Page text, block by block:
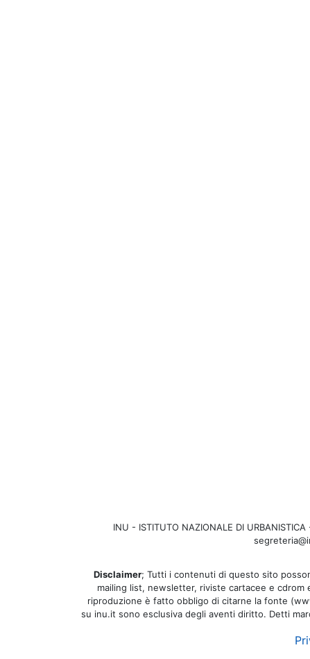
INU - ISTITUTO NAZIONALE DI
Disclaimer; Tutti i contenuti di questo sito
mailing list, newsletter, riviste cartacee e cdrom
riproduzione è fatto obbligo di citarne la fonte
su inu.it sono esclusiva degli aventi diritto. Detti